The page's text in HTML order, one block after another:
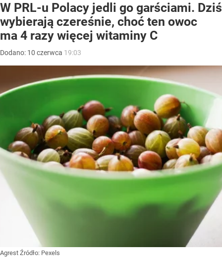
W PRL-u Polacy jedli go garściami. Dziś
wybierają czereśnie, choć ten owoc
ma 4 razy więcej witaminy C
Dodano: 10 czerwca 19:03
Agrest Źródło: Pexels